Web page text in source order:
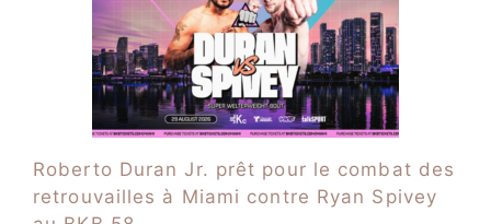
Roberto Duran Jr. prêt pour le combat des
retrouvailles à Miami contre Ryan Spivey